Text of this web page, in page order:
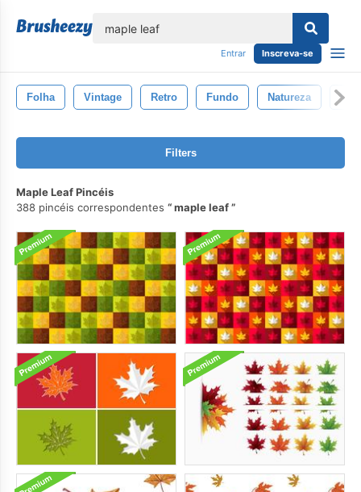
Entrar Inscreva-se
Folha Vintage Retro Fundo Natureza
Filters
Maple Leaf Pincéis
388 pincéis correspondentes
maple leaf